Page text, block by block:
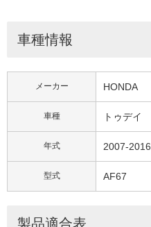
車種情報
メーカー HONDA
車種 トゥデイ
年式 2007-2016
型式 AF67
製品適合表